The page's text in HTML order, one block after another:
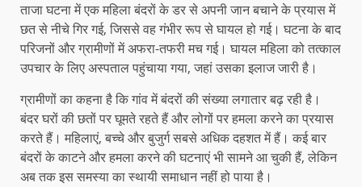
ताजा घटना में एक महिला बंदरों के डर से अपनी जान बचाने के प्रयास में
छत से नीचे गिर गई, जिससे वह गंभीर रूप से घायल हो गई। घटना के बाद
परिजनों और ग्रामीणों में अफरा-तफरी मच गई। घायल महिला को तत्काल
उपचार के लिए अस्पताल पहुंचाया गया, जहां उसका इलाज जारी है।
ग्रामीणों का कहना है कि गांव में बंदरों की संख्या लगातार बढ़ रही है।
बंदर घरों की छतों पर घूमते रहते हैं और लोगों पर हमला करने का प्रयास
करते हैं। महिलाएं, बच्चे और बुजुर्ग सबसे अधिक दहशत में हैं। कई बार
बंदरों के काटने और हमला करने की घटनाएं भी सामने आ चुकी हैं, लेकिन
अब तक इस समस्या का स्थायी समाधान नहीं हो पाया है।